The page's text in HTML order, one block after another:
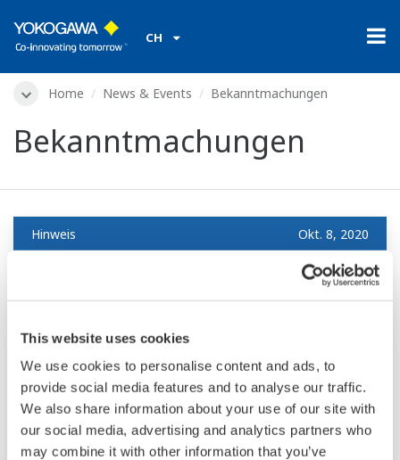
This website uses cookies
We use cookies to personalise content and ads, to
provide social media features and to analyse our traffic.
We also share information about your use of our site with
our social media, advertising and analytics partners who
may combine it with other information that you’ve
CH
Home News & Events Bekanntmachungen
Bekanntmachungen
Hinweis Okt. 8, 2020
Yokogawa erhält Award für beste Asset-
Digital-Twin-Technologie
Yokogawas Lösung IIoT Plant Asset
Management (PAM) mit Sushi Sensor und GA10
AI-Software wurde von der Fachzeitschrift
‚Hydrocarbon Processing‘ mit dem diesjährigen